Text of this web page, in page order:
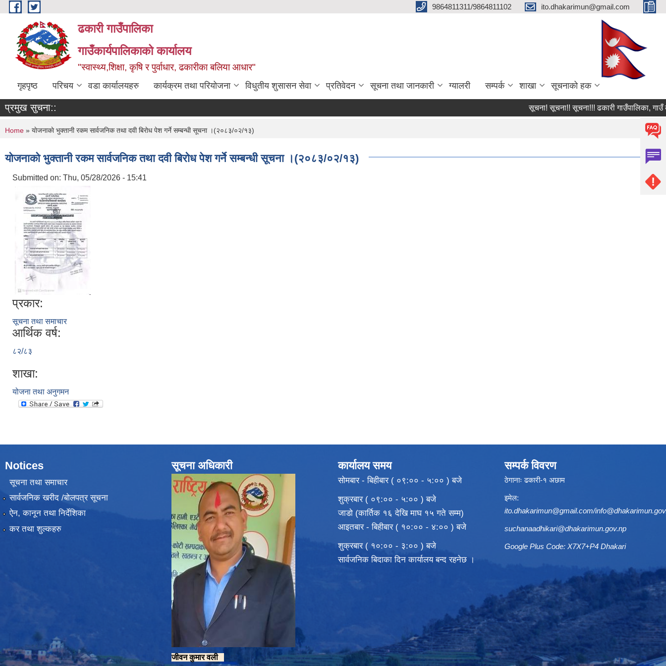
Skip to main content 9864811311/9864811102 ito.dhakarimun@gmail.com
ढकारी गाउँपालिका
गाउँकार्यपालिकाको कार्यालय
"स्वास्थ्य,शिक्षा, कृषि र पुर्वाधार, ढकारीका बलिया आधार"
गृहपृष्ठ परिचय वडा कार्यालयहरु कार्यक्रम तथा परियोजना विधुतीय शुसासन सेवा प्रतिवेदन सूचना तथा जानकारी ग्यालरी सम्पर्क शाखा सूचनाको हक
प्रमुख सुचना:: सूचना! सूचना!! सूचना!!! ढकारी गाउँपालिका, गाउँ
You are here
Home » याेजनाकाे भुक्तानी रकम सार्वजनिक तथा दवी बिराेध पेश गर्ने सम्बन्धी सूचना ।(२०८३/०२/१३)
याेजनाकाे भुक्तानी रकम सार्वजनिक तथा दवी बिराेध पेश गर्ने सम्बन्धी सूचना ।(२०८३/०२/१३)
Submitted on: Thu, 05/28/2026 - 15:41
प्रकार:
सूचना तथा समाचार
आर्थिक वर्ष:
८२/८३
शाखा:
योजना तथा अनुगमन
Notices
सूचना तथा समाचार
सार्वजनिक खरीद /बोलपत्र सूचना
ऐन, कानून तथा निर्देशिका
कर तथा शुल्कहरु
सूचना अधिकारी
जीवन कुमार वली
कार्यालय समय
सोमबार - बिहीबार ( ०९:०० - ५:०० ) बजे
शुक्रबार ( ०९:०० - ५:०० ) बजे
जाडो (कार्तिक १६ देखि माघ १५ गते सम्म)
आइतबार - बिहीबार ( १०:०० - ४:०० ) बजे
शुक्रबार ( १०:०० - ३:०० ) बजे
सार्वजनिक बिदाका दिन कार्यालय बन्द रहनेछ ।
सम्पर्क विवरण
ठेगानाः ढकारी-१ अछाम
इमेल:
ito.dhakarimun@gmail.com/
suchanaadhikari@dhakarimun.gov.np
Google Plus Code: X7X7+P4 Dhakari